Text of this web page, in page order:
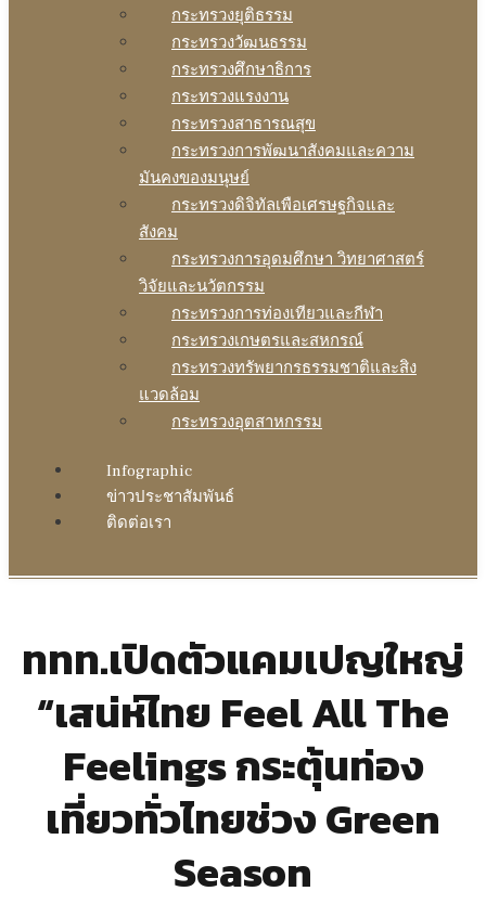
กระทรวงยุติธรรม
กระทรวงวัฒนธรรม
กระทรวงศึกษาธิการ
กระทรวงแรงงาน
กระทรวงสาธารณสุข
กระทรวงการพัฒนาสังคมและความ
มันคงของมนุษย์
กระทรวงดิจิทัลเพือเศรษฐกิจและ
สังคม
กระทรวงการอุดมศึกษา วิทยาศาสตร์
วิจัยและนวัตกรรม
กระทรวงการท่องเทียวและกีฬา
กระทรวงเกษตรและสหกรณ์
กระทรวงทรัพยากรธรรมชาติและสิง
แวดล้อม
กระทรวงอุตสาหกรรม
Infographic
ข่าวประชาสัมพันธ์
ติดต่อเรา
ททท.เปิดตัวแคมเปญใหญ่
“เสน่ห์ไทย Feel All The
Feelings กระตุ้นท่อง
เที่ยวทั่วไทยช่วง Green
Season